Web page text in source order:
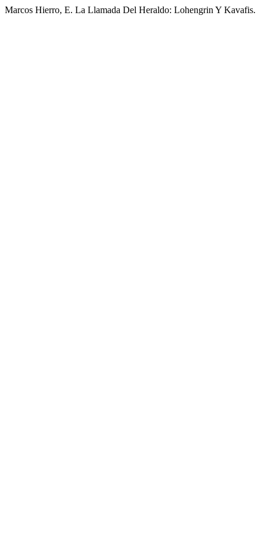
Marcos Hierro, E. La Llamada Del Heraldo: Lohengrin Y Kavafis.